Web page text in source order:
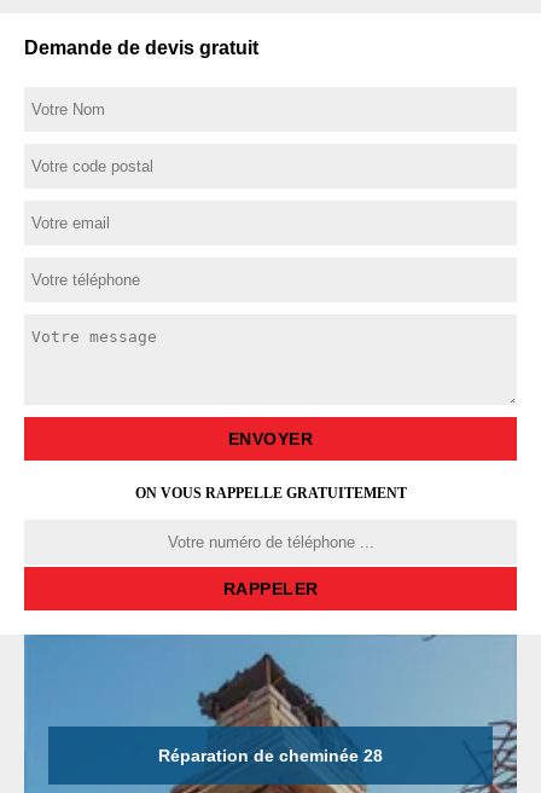
Demande de devis gratuit
ON VOUS RAPPELLE GRATUITEMENT
Réparation de cheminée 28